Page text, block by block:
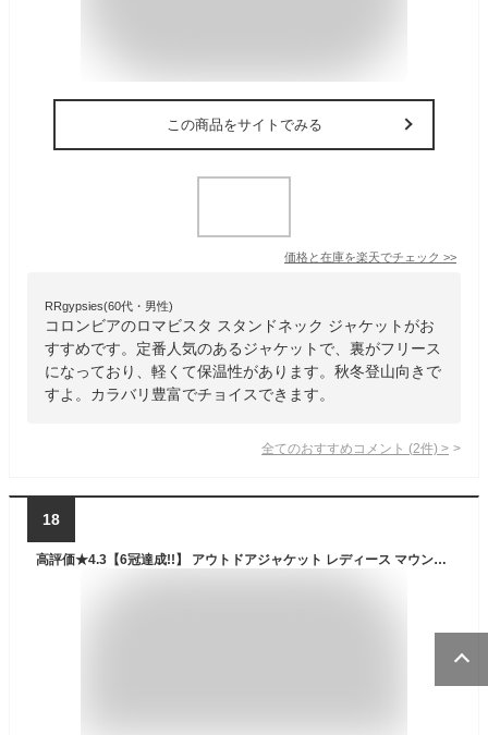
この商品をサイトでみる
価格と在庫を楽天でチェック >>
RRgypsies(60代・男性)
コロンビアのロマビスタ スタンドネック ジャケットがお
すすめです。定番人気のあるジャケットで、裏がフリース
になっており、軽くて保温性があります。秋冬登山向きで
すよ。カラバリ豊富でチョイスできます。
全てのおすすめコメント (2件) >
18
高評価★4.3【6冠達成!!】 アウトドアジャケット レディース マウンテンパーカー 春秋 登山 釣り キャンプ 防風 撥水 登山服 レインウェア 防寒 登山用 カジュアル ウェア かわいい バイク フィッシング[耐水圧 2000mm] 【最大クーポン500円】【正規品】【お試し返品可能】